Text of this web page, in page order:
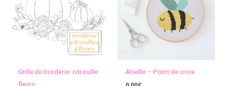
Grille de broderie: citrouille
fleurs
Abeille – Point de croix